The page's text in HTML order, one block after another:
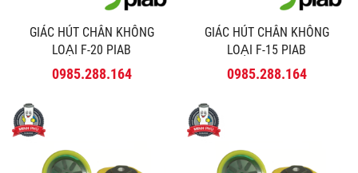
GIÁC HÚT CHÂN KHÔNG
LOẠI F-20 PIAB
0985.288.164
GIÁC HÚT CHÂN KHÔNG
LOẠI F-15 PIAB
0985.288.164